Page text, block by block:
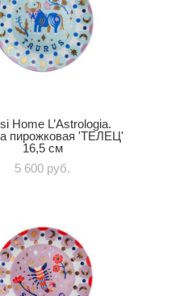
Home L’Astrologia.
пирожковая 'ТЕЛЕЦ'
16,5 см
5 600 pуб.